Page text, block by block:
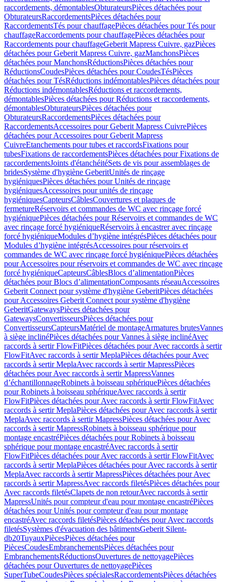
raccordements, démontablesObturateursPièces détachées pour
ObturateursRaccordementsPièces détachées pour
RaccordementsTés pour chauffagePièces détachées pour Tés pour
chauffageRaccordements pour chauffagePièces détachées pour
Raccordements pour chauffageGeberit Mapress Cuivre, gazPièces
détachées pour Geberit Mapress Cuivre, gazManchonsPièces
détachées pour ManchonsRéductionsPièces détachées pour
RéductionsCoudesPièces détachées pour CoudesTésPièces
détachées pour TésRéductions indémontablesPièces détachées pour
Réductions indémontablesRéductions et raccordements,
démontablesPièces détachées pour Réductions et raccordements,
démontablesObturateursPièces détachées pour
ObturateursRaccordementsPièces détachées pour
RaccordementsAccessoires pour Geberit Mapress CuivrePièces
détachées pour Accessoires pour Geberit Mapress
CuivreEtanchements pour tubes et raccordsFixations pour
tubesFixations de raccordementsPièces détachées pour Fixations de
raccordementsJoints d'étanchéitéSets de vis pour assemblages de
bridesSystème d'hygiène GeberitUnités de rinçage
hygiéniquesPièces détachées pour Unités de rinçage
hygiéniquesAccessoires pour unités de rinçage
hygiéniquesCapteursCâblesCouvertures et plaques de
fermetureRéservoirs et commandes de WC avec rinçage forcé
hygiéniquePièces détachées pour Réservoirs et commandes de WC
avec rinçage forcé hygiéniqueRéservoirs à encastrer avec rinçage
forcé hygiéniqueModules d’hygiène intégrésPièces détachées pour
Modules d’hygiène intégrésAccessoires pour réservoirs et
commandes de WC avec rinçage forcé hygiéniquePièces détachées
pour Accessoires pour réservoirs et commandes de WC avec rinçage
forcé hygiéniqueCapteursCâblesBlocs d’alimentationPièces
détachées pour Blocs d’alimentationComposants réseauAccessoires
Geberit Connect pour système d'hygiène GeberitPièces détachées
pour Accessoires Geberit Connect pour système d'hygiène
GeberitGatewaysPièces détachées pour
GatewaysConvertisseursPièces détachées pour
ConvertisseursCapteursMatériel de montageArmatures brutesVannes
à siège inclinéPièces détachées pour Vannes à siège inclinéAvec
raccords à sertir FlowFitPièces détachées pour Avec raccords à sertir
FlowFitAvec raccords à sertir MeplaPièces détachées pour Avec
raccords à sertir MeplaAvec raccords à sertir MapressPièces
détachées pour Avec raccords à sertir MapressVannes
d’échantillonnageRobinets à boisseau sphériquePièces détachées
pour Robinets à boisseau sphériqueAvec raccords à sertir
FlowFitPièces détachées pour Avec raccords à sertir FlowFitAvec
raccords à sertir MeplaPièces détachées pour Avec raccords à sertir
MeplaAvec raccords à sertir MapressPièces détachées pour Avec
raccords à sertir MapressRobinets à boisseau sphérique pour
montage encastréPièces détachées pour Robinets à boisseau
sphérique pour montage encastréAvec raccords à sertir
FlowFitPièces détachées pour Avec raccords à sertir FlowFitAvec
raccords à sertir MeplaPièces détachées pour Avec raccords à sertir
MeplaAvec raccords à sertir MapressPièces détachées pour Avec
raccords à sertir MapressAvec raccords filetésPièces détachées pour
Avec raccords filetésClapets de non retourAvec raccords à sertir
MapressUnités pour compteur d'eau pour montage encastréPièces
détachées pour Unités pour compteur d'eau pour montage
encastréAvec raccords filetésPièces détachées pour Avec raccords
filetésSystèmes d'évacuation des bâtimentsGeberit Silent-
db20TuyauxPiècesPièces détachées pour
PiècesCoudesEmbranchementsPièces détachées pour
EmbranchementsRéductionsOuvertures de nettoyagePièces
détachées pour Ouvertures de nettoyagePièces
SuperTubeCoudesPièces spécialesRaccordementsPièces détachées